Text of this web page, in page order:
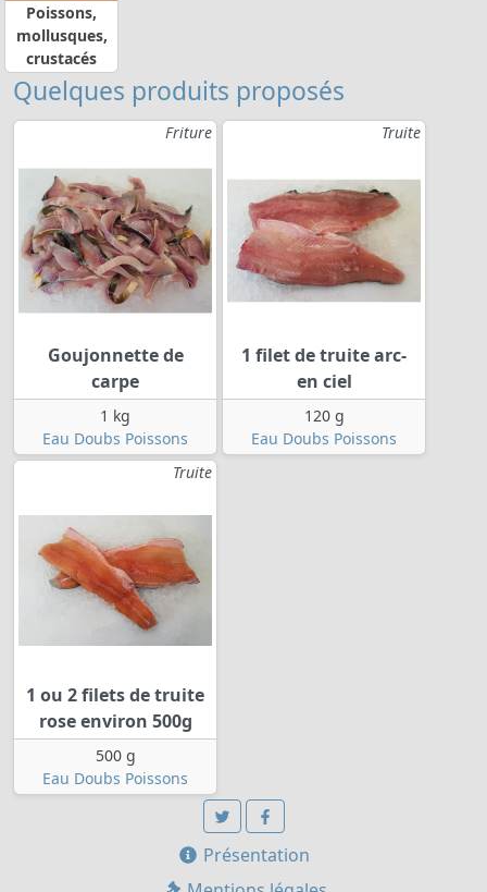
Poissons,
mollusques,
crustacés
Quelques produits proposés
Friture
Goujonnette de
carpe
1 kg
Eau Doubs Poissons
Truite
1 filet de truite arc-
en ciel
120 g
Eau Doubs Poissons
Truite
1 ou 2 filets de truite
rose environ 500g
500 g
Eau Doubs Poissons
Présentation